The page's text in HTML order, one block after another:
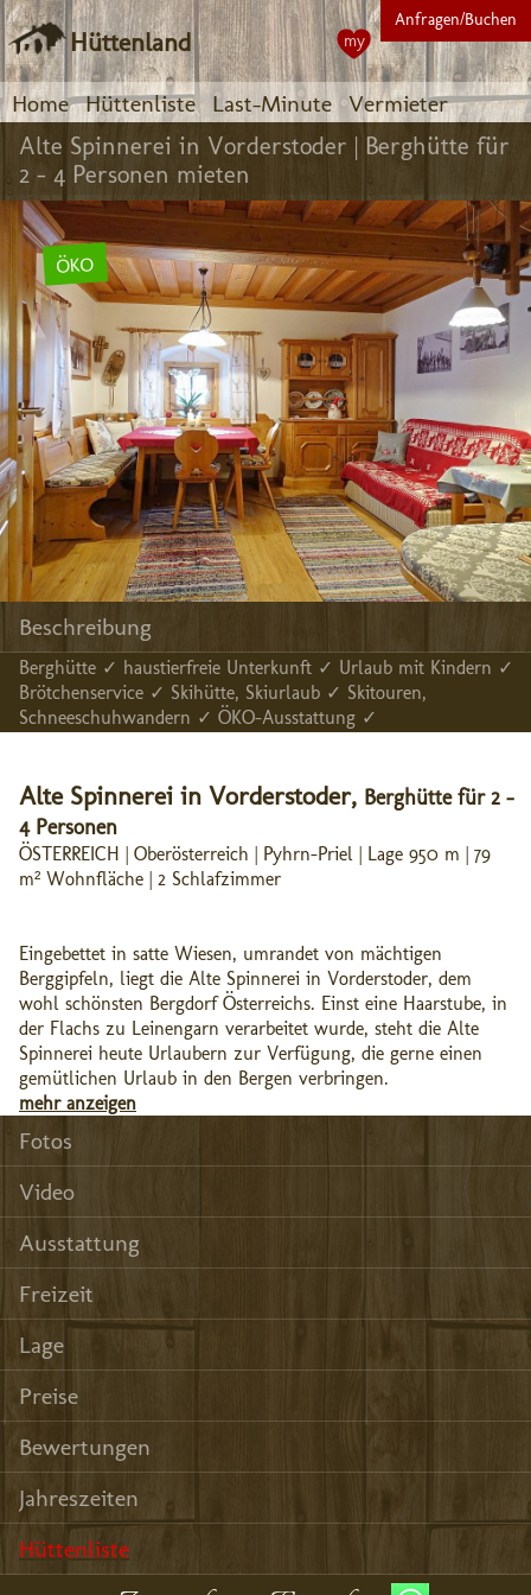
Hüttenland
Home Hüttenliste Last-Minute Vermieter
Anfragen/Buchen
my
Alte Spinnerei in Vorderstoder | Berghütte für
2 - 4 Personen mieten
ÖKO
Beschreibung
Berghütte ✓ haustierfreie Unterkunft ✓ Urlaub mit Kindern ✓
Brötchenservice ✓ Skihütte, Skiurlaub ✓ Skitouren,
Schneeschuhwandern ✓ ÖKO-Ausstattung ✓
Alte Spinnerei in Vorderstoder, Berghütte für 2 -
4 Personen
ÖSTERREICH | Oberösterreich | Pyhrn-Priel | Lage 950 m | 79
m² Wohnfläche | 2 Schlafzimmer
Eingebettet in satte Wiesen, umrandet von mächtigen
Berggipfeln, liegt die Alte Spinnerei in Vorderstoder, dem
wohl schönsten Bergdorf Österreichs. Einst eine Haarstube, in
der Flachs zu Leinengarn verarbeitet wurde, steht die Alte
Spinnerei heute Urlaubern zur Verfügung, die gerne einen
gemütlichen Urlaub in den Bergen verbringen.
mehr anzeigen
Fotos
Video
Ausstattung
Freizeit
Lage
Preise
Bewertungen
Jahreszeiten
Hüttenliste